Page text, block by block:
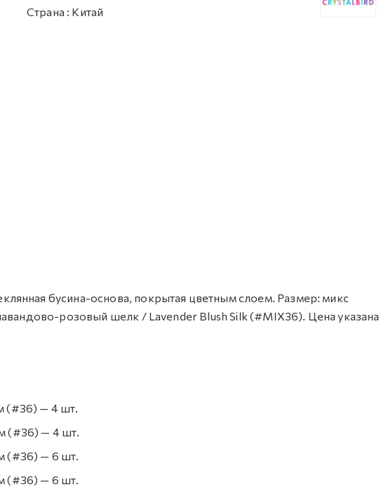
Страна : Китай
бусина-основа, покрытая цветным слоем. Размер: микс
розовый шелк / Lavender Blush Silk (#MIX36). Цена указана
(#36) — 4 шт.
(#36) — 4 шт.
(#36) — 6 шт.
(#36) — 6 шт.